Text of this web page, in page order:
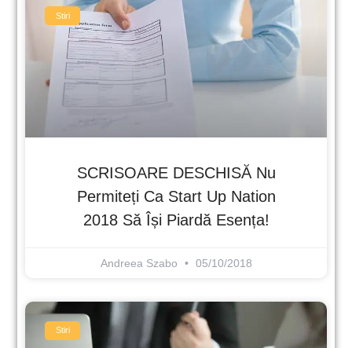
Stiri
SCRISOARE DESCHISĂ Nu
Permiteți Ca Start Up Nation
2018 Să Își Piardă Esența!
Andreea Szabo 05/10/2018
Stiri